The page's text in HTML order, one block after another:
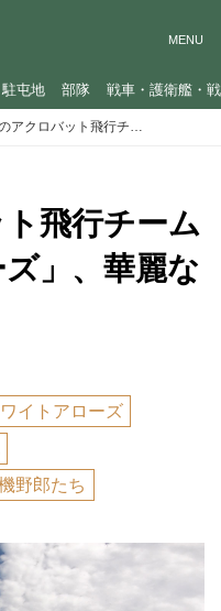
屯地 部隊 戦車・護衛艦・
飛行チーム
ズ」、華麗な
イトアローズ
野郎たち